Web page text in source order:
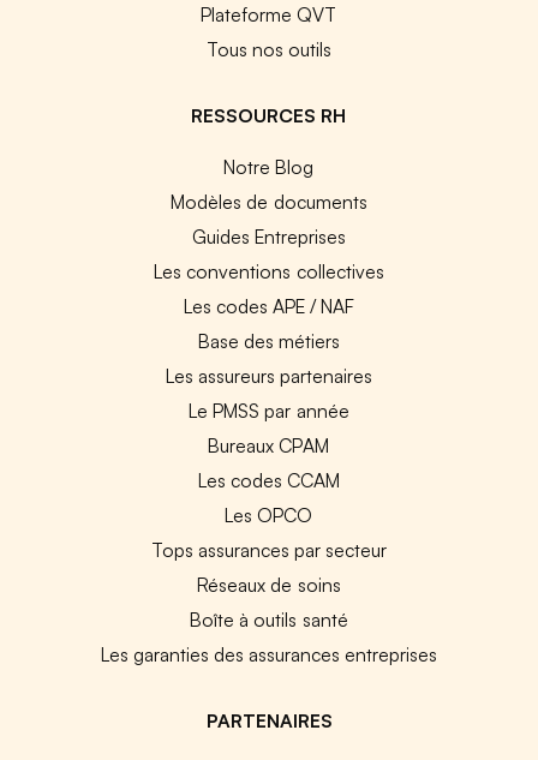
Plateforme QVT
Tous nos outils
RESSOURCES RH
Notre Blog
Modèles de documents
Guides Entreprises
Les conventions collectives
Les codes APE / NAF
Base des métiers
Les assureurs partenaires
Le PMSS par année
Bureaux CPAM
Les codes CCAM
Les OPCO
Tops assurances par secteur
Réseaux de soins
Boîte à outils santé
Les garanties des assurances entreprises
PARTENAIRES